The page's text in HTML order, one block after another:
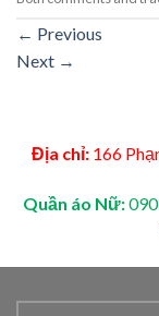
← Previous
Next →
Địa chỉ: 166
Quần áo Nữ: